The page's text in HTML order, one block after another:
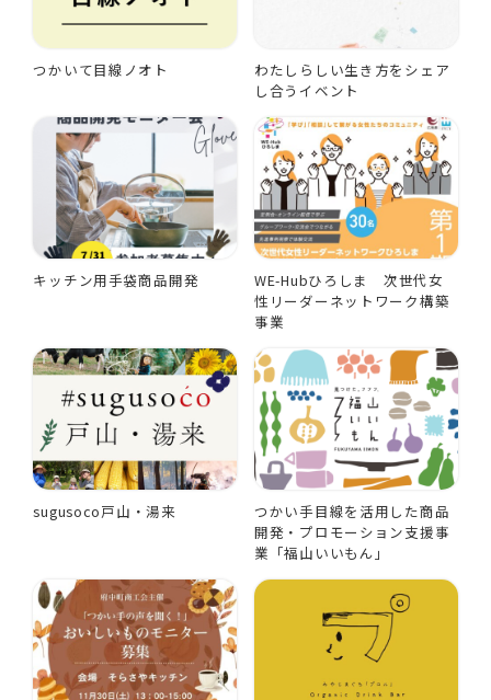
つかいて目線ノオト
わたしらしい生き方をシェア
し合うイベント
キッチン用手袋商品開発
WE-Hubひろしま 次世代女
性リーダーネットワーク構築
事業
sugusoco戸山・湯来
つかい手目線を活用した商品
開発・プロモーション支援事
業「福山いいもん」